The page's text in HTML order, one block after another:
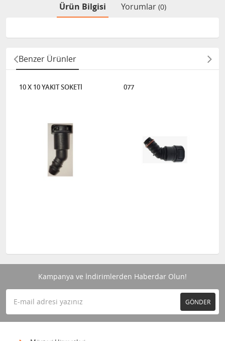
Ürün Bilgisi Yorumlar (0)
Benzer Ürünler
10 X 10 YAKIT SOKETİ 077
Kampanya ve İndirimlerden Haberdar Olun!
GÖNDER